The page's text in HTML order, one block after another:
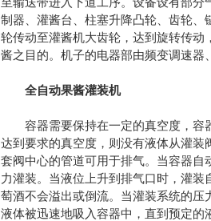
制器、灌酱台、柱塞升降凸轮、齿轮
轮传动至灌酱机大齿轮，达到旋转传
酱之目的。机子的电器部由频变调速器
全自动果酱灌装机
容器需要保持在一定的真空度，容
达到要求的真空度，则没有液体从灌装
套阀中心的管道可用于排气。当容器
力灌装。当液位上升到排气口时，灌
萄酒不会溢出或倒流。当灌装系统的压
液体被迅速地吸入容器中，直到预定